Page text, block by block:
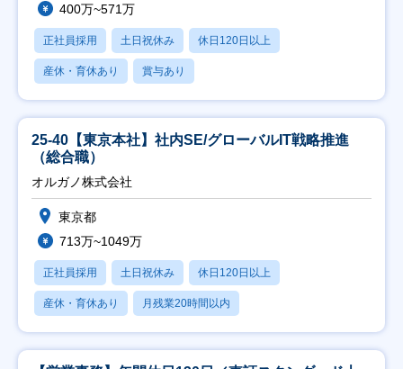
400万~571万
正社員採用 土日祝休み 休日120日以上
産休・育休あり 賞与あり
25-40【東京本社】社内SE/グローバルIT戦略推進
（総合職）
オルガノ株式会社
東京都
713万~1049万
正社員採用 土日祝休み 休日120日以上
産休・育休あり 月残業20時間以内